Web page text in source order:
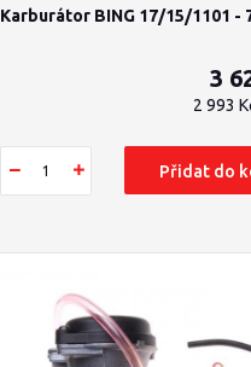
Karburátor BING 17/15/1101 -
3
2 993
Přidat do